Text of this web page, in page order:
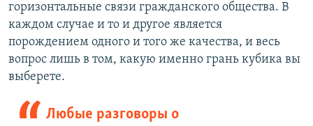
горизонтальные связи гражданского общества. В
каждом случае и то и другое является
порождением одного и того же качества, и весь
вопрос лишь в том, какую именно грань кубика вы
выберете.
Любые разговоры о